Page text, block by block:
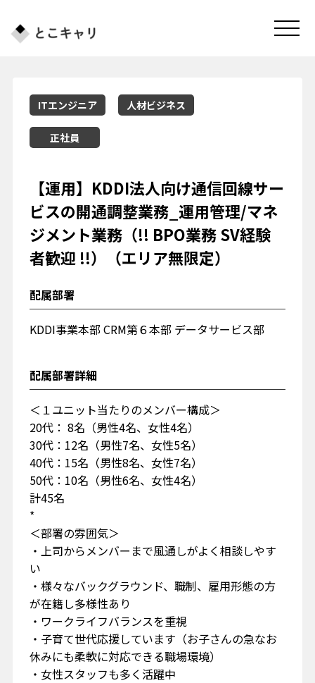
ITエンジニア 人材ビジネス
正社員
【運用】KDDI法人向け通信回線サー
ビスの開通調整業務_運用管理/マネ
ジメント業務（!! BPO業務 SV経験
者歓迎 !!）（エリア無限定）
配属部署
KDDI事業本部 CRM第６本部 データサービス部
配属部署詳細
＜１ユニット当たりのメンバー構成＞
20代： 8名（男性4名、女性4名）
30代：12名（男性7名、女性5名）
40代：15名（男性8名、女性7名）
50代：10名（男性6名、女性4名）
計45名
*
＜部署の雰囲気＞
・上司からメンバーまで風通しがよく相談しやす
い
・様々なバックグラウンド、職制、雇用形態の方
が在籍し多様性あり
・ワークライフバランスを重視
・子育て世代応援しています（お子さんの急なお
休みにも柔軟に対応できる職場環境）
・女性スタッフも多く活躍中